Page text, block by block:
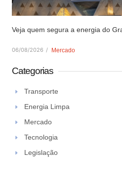
Veja quem segura a energia do
06/08/2026 / Mercado
Categorias
Transporte
Energia Limpa
Mercado
Tecnologia
Legislação